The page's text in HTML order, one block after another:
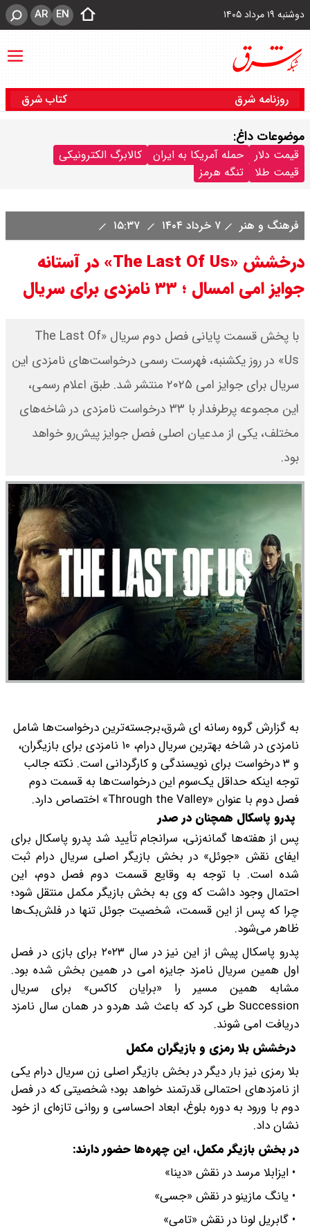
دوشنبه ۱۹ مرداد ۱۴۰۵ EN
AR
روزنامه شرق کتاب شرق
موضوعات داغ:
قیمت دلار حمله آمریکا به ایران
کالابرگ الکترونیکی
قیمت طلا
تنگه هرمز
فرهنگ و هنر ۷ خرداد ۱۴۰۴
درخشش «The Last Of Us» در آستانه
جوایز امی امسال ؛ ۳۳ نامزدی برای سریال
با پخش قسمت پایانی فصل دوم سریال «The Last Of
Us» در روز یکشنبه، فهرست رسمی درخواست‌های نامزدی این
سریال برای جوایز امی ۲۰۲۵ منتشر شد. طبق اعلام رسمی،
این مجموعه پرطرفدار با ۳۳ درخواست نامزدی در شاخه‌های
مختلف، یکی از مدعیان اصلی فصل جوایز پیش‌رو خواهد
بود.
به گزارش گروه رسانه ای شرق،برجسته‌ترین درخواست‌ها شامل
نامزدی در شاخه بهترین سریال درام، ۱۰ نامزدی برای بازیگران،
و ۳ درخواست برای نویسندگی و کارگردانی است. نکته جالب
توجه اینکه حداقل یک‌سوم این درخواست‌ها به قسمت دوم
فصل دوم با عنوان «Through the Valley» اختصاص دارد.
پدرو پاسکال همچنان در صدر
پس از هفته‌ها گمانه‌زنی، سرانجام تأیید شد پدرو پاسکال برای
ایفای نقش «جوئل» در بخش بازیگر اصلی سریال درام ثبت
شده است. با توجه به وقایع قسمت دوم فصل دوم، این
احتمال وجود داشت که وی به بخش بازیگر مکمل منتقل شود؛
چرا که پس از این قسمت، شخصیت جوئل تنها در فلش‌بک‌ها
ظاهر می‌شود.
پدرو پاسکال پیش از این نیز در سال ۲۰۲۳ برای بازی در فصل
اول همین سریال نامزد جایزه امی در همین بخش شده بود.
مشابه همین مسیر را «برایان کاکس» برای سریال
Succession طی کرد که باعث شد هردو در همان سال نامزد
دریافت امی شوند.
درخشش بلا رمزی و بازیگران مکمل
بلا رمزی نیز بار دیگر در بخش بازیگر اصلی زن سریال درام یکی
از نامزدهای احتمالی قدرتمند خواهد بود؛ شخصیتی که در فصل
دوم با ورود به دوره بلوغ، ابعاد احساسی و روانی تازه‌ای از خود
نشان داد.
در بخش بازیگر مکمل، این چهره‌ها حضور دارند:
• ایزابلا مرسد در نقش «دینا»
• یانگ مازینو در نقش «جسی»
• گابریل لونا در نقش «تامی»